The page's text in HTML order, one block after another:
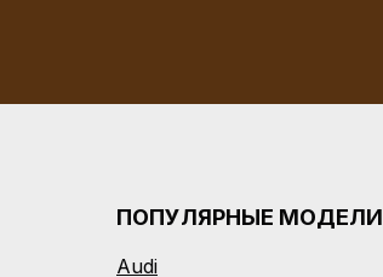
ПОПУЛЯРНЫЕ МОДЕЛИ
Audi